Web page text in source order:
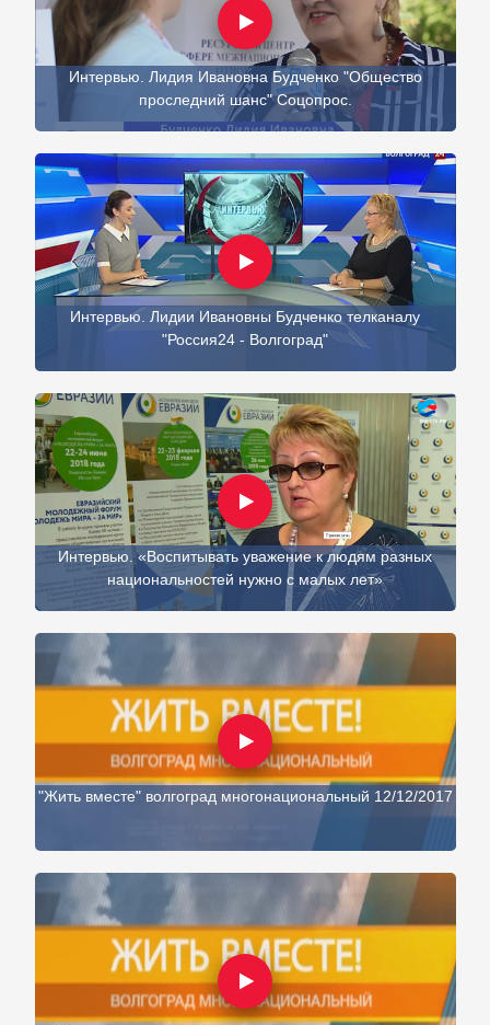
Интервью. Лидия Ивановна Будченко "Общество
проследний шанс" Соцопрос.
Интервью. Лидии Ивановны Будченко телканалу
"Россия24 - Волгоград"
Интервью. «Воспитывать уважение к людям разных
национальностей нужно с малых лет»
"Жить вместе" волгоград многонациональный 12/12/2017